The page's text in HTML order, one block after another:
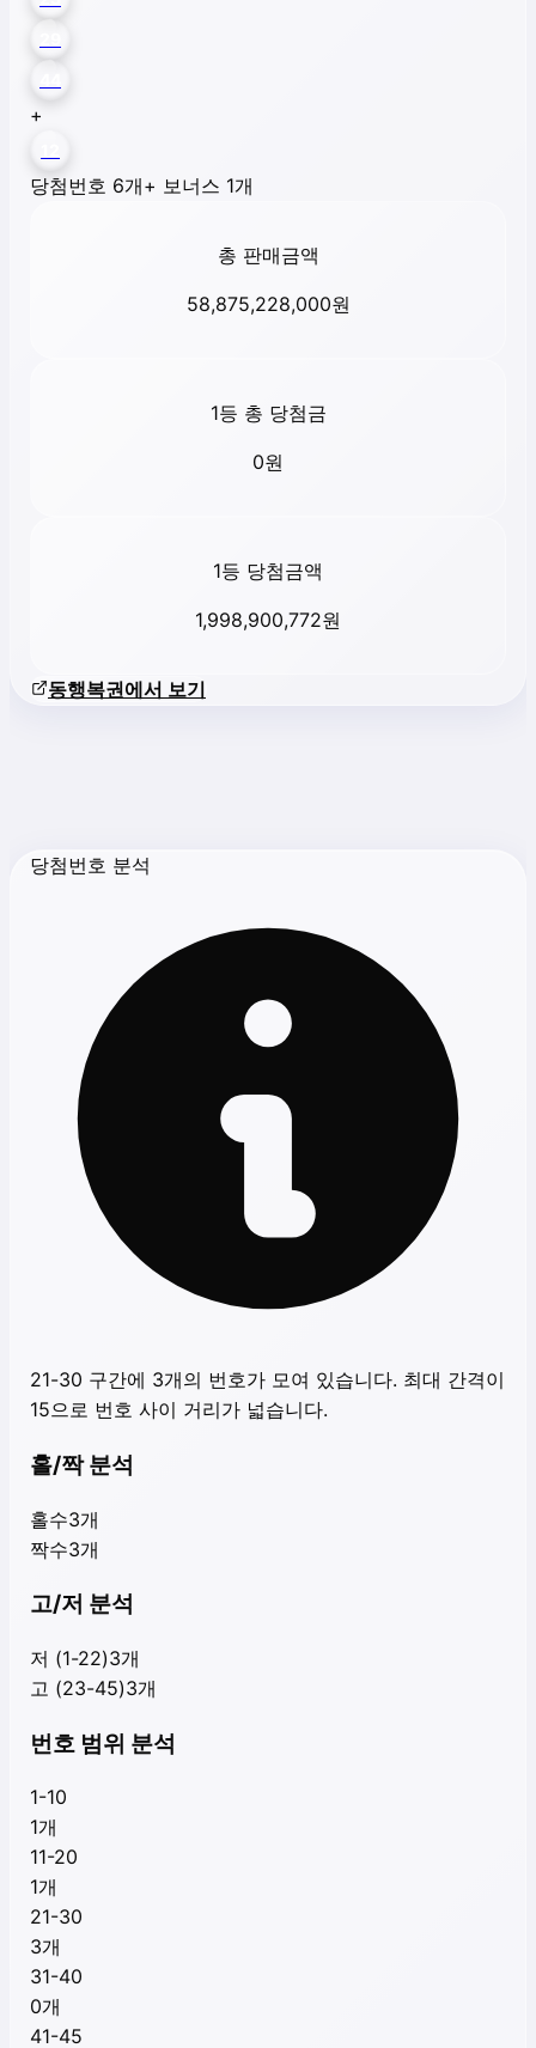
+
당첨번호 6개+ 보너스 1개
총 판매금액
58,875,228,000원
1등 총 당첨금
0원
1등 당첨금액
1,998,900,772원
동행복권에서 보기
당첨번호 분석
21-30 구간에 3개의 번호가 모여 있습니다. 최대 간격이
15으로 번호 사이 거리가 넓습니다.
홀/짝 분석
홀수3개
짝수3개
고/저 분석
저 (1-22)3개
고 (23-45)3개
번호 범위 분석
1-10
1개
11-20
1개
21-30
3개
31-40
0개
41-45